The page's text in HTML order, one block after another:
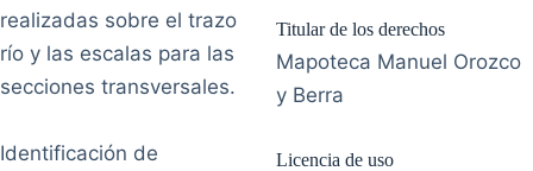
realizadas sobre el trazo
río y las escalas para las
secciones transversales.
Identificación de
Titular de los derechos
Mapoteca Manuel Orozco
y Berra
Licencia de uso